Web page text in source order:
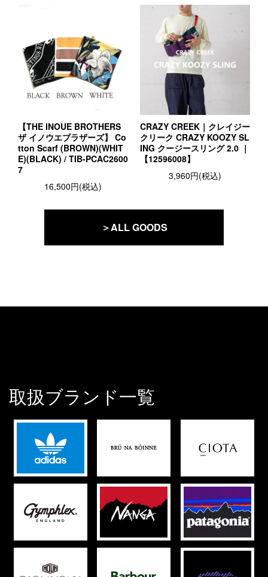
【THE INOUE BROTHERS
ザ イノウエブラザーズ】 Co
tton Scarf (BROWN)(WHIT
E)(BLACK) / TIB-PCAC2600
7
16,500円(税込)
CRAZY CREEK｜クレイジー
クリーク CRAZY KOOZY SL
ING クージースリング 2.0 ｜
【12596008】
3,960円(税込)
＞ALL GOODS
取扱ブランド一覧